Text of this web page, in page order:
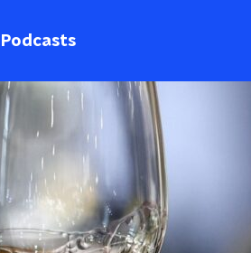
Podcasts